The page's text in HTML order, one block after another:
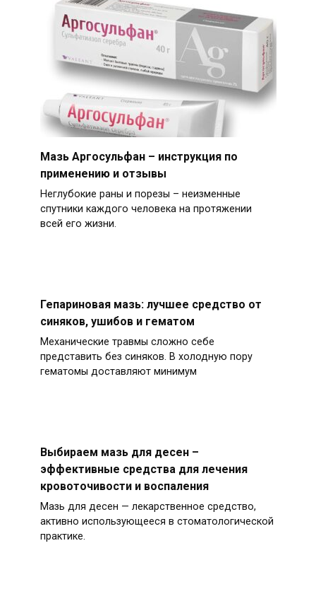
Мазь Аргосульфан – инструкция по
применению и отзывы
Неглубокие раны и порезы – неизменные
спутники каждого человека на протяжении
всей его жизни.
Гепариновая мазь: лучшее средство от
синяков, ушибов и гематом
Механические травмы сложно себе
представить без синяков. В холодную пору
гематомы доставляют минимум
Выбираем мазь для десен –
эффективные средства для лечения
кровоточивости и воспаления
Мазь для десен — лекарственное средство,
активно использующееся в стоматологической
практике.